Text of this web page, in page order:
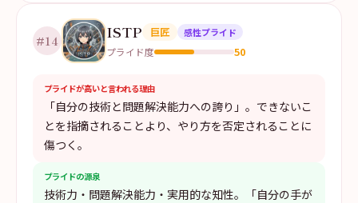
#14 ISTP 巨匠
感性プライド
プライド度
50
プライドが高いと言われる理由
「自分の技術と問題解決能力への誇り」。できないこ
とを指摘されることより、やり方を否定されることに
傷つく。
プライドの源泉
技術力・問題解決能力・実用的な知性。「自分の手が